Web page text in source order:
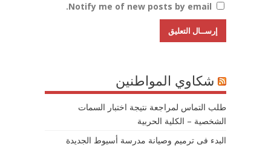
Notify me of new posts by email.
شكاوي المواطنين
طلب التماس لمراجعة نتيجة اختبار السمات
الشخصية – الكلية الحربية
البدء فى ترميم وصيانة مدرسة أسيوط الجديدة